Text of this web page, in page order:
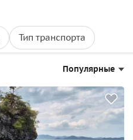
Тип транспорта
Популярные